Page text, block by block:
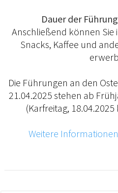
Dauer der
Anschließend können Sie
Snacks, Kaffee und
Die Führungen an den
21.04.2025 stehen ab
(Karfreitag,
Weitere